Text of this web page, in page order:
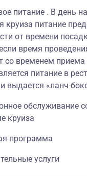
питание . В день
круиза питание
от времени
время
со временем
питание в
выдается «ланч-
обслуживание
круиза
программа
услуги